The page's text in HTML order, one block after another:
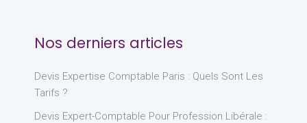
Nos derniers articles
Devis Expertise Comptable Paris : Quels Sont Les
Tarifs ?
Devis Expert-Comptable Pour Profession Libérale :